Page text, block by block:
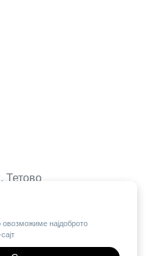
најдоброто
Тетово